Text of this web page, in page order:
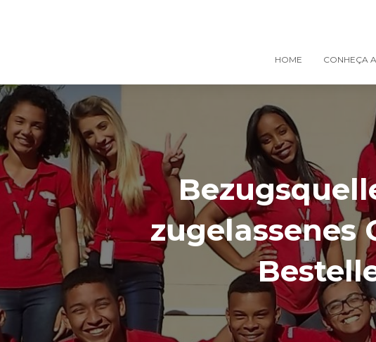
HOME CONHEÇA
zugelassenes